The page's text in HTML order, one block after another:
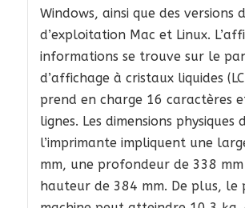
Windows, ainsi que des versions
d’exploitation Mac et Linux.
informations se trouve sur le
d’affichage à cristaux liquides
prend en charge 16 caractères
lignes. Les dimensions physiques
l’imprimante impliquent une
mm, une profondeur de 338
hauteur de 384 mm. De plus, le